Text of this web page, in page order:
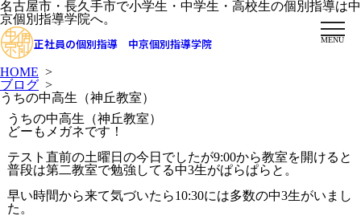
名古屋市・長久手市で小学生・中学生・高校生の個別指導は中
京個別指導学院へ。
正社員の個別指導 中京個別指導学院 MENU
HOME >
ブログ >
うちの中高生（神丘教室）
うちの中高生（神丘教室）
どーもメガネです！
テスト直前の土曜日の今日でしたが9:00から教室を開けると
普段は第二教室で勉強してる中3生がぱらぱらと。
早い時間から来て気づいたら10:30には多数の中3生がいまし
た。